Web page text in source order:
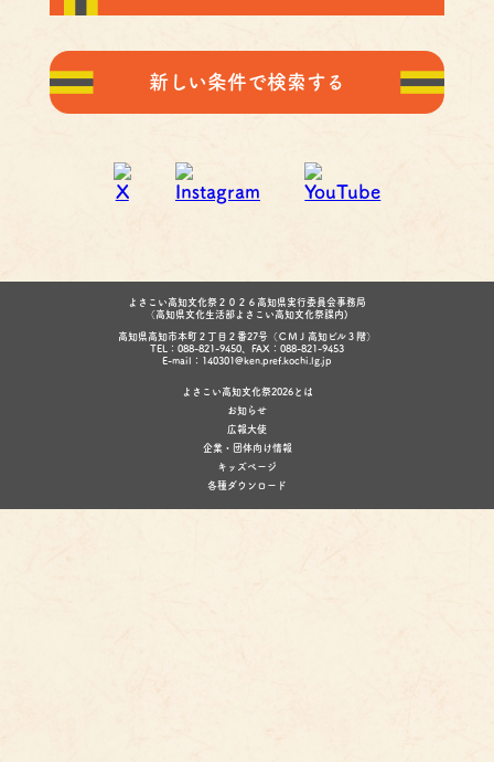
新しい条件で検索する
よさこい高知文化祭２０２６高知県実行委員会事務局
（高知県文化生活部よさこい高知文化祭課内)
高知県高知市本町２丁目２番27号（ＣＭＪ高知ビル３階）
TEL：088-821-9450、FAX：088-821-9453
E-mail：140301@ken.pref.kochi.lg.jp
よさこい高知文化祭2026とは
お知らせ
広報大使
企業・団体向け情報
キッズページ
各種ダウンロード